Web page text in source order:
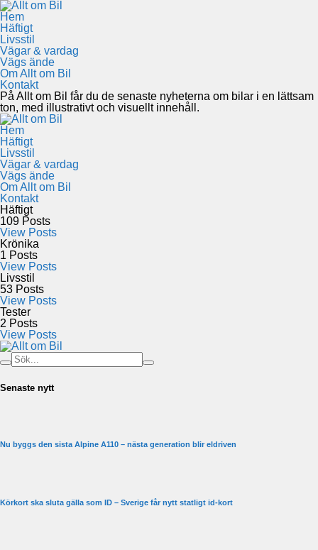
Hem
Häftigt
Livsstil
Vägar & vardag
Vägs ände
Om Allt om Bil
Kontakt
På Allt om Bil får du de senaste nyheterna om bilar i en lättsam
ton, med illustrativt och visuellt innehåll.
Hem
Häftigt
Livsstil
Vägar & vardag
Vägs ände
Om Allt om Bil
Kontakt
Häftigt
109 Posts
View Posts
Krönika
1 Posts
View Posts
Livsstil
53 Posts
View Posts
Tester
2 Posts
View Posts
Senaste nytt
Nu byggs den sista Alpine A110 – nästa generation blir eldriven
Körkort ska sluta gälla som ID – Sverige får nytt statligt id-kort